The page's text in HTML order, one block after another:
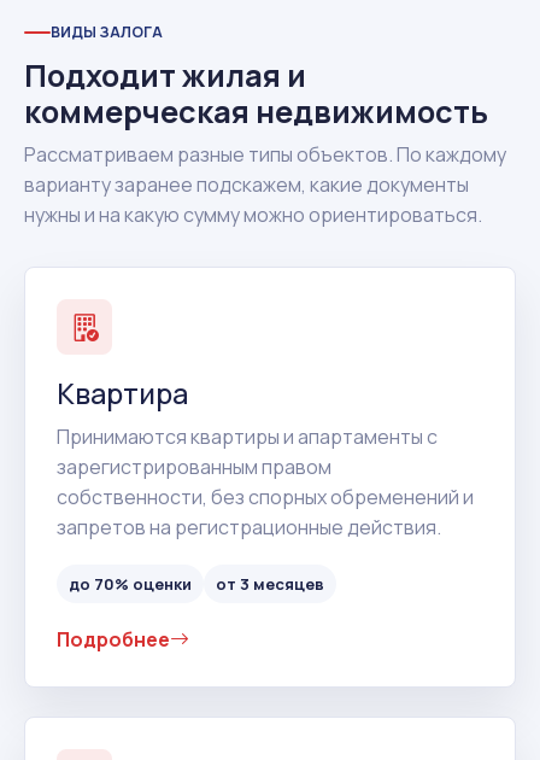
ВИДЫ ЗАЛОГА
Подходит жилая и
коммерческая недвижимость
Рассматриваем разные типы объектов. По каждому
варианту заранее подскажем, какие документы
нужны и на какую сумму можно ориентироваться.
Квартира
Принимаются квартиры и апартаменты с
зарегистрированным правом
собственности, без спорных обременений и
запретов на регистрационные действия.
до 70% оценки от 3 месяцев
Подробнее